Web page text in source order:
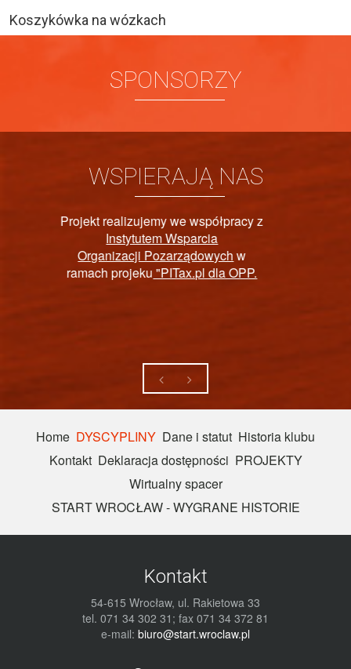
Koszykówka na wózkach
SPONSORZY
WSPIERAJĄ NAS
PAŃSTWOWY
REHABILITACJI
Home DYSCYPLINY Dane i statut Historia klubu
Kontakt Deklaracja dostępności PROJEKTY
Wirtualny spacer
START WROCŁAW - WYGRANE HISTORIE
Kontakt
54-615 Wrocław, ul. Rakietowa 33
tel. 071 34 302 31; fax 071 34 372 81
e-mail: biuro@start.wroclaw.pl